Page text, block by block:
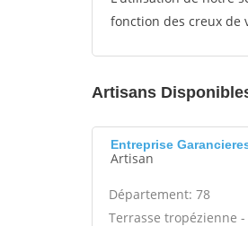
fonction des creux de
Artisans
Entreprise
Artisan
Département: 78
Terrasse tropézienne